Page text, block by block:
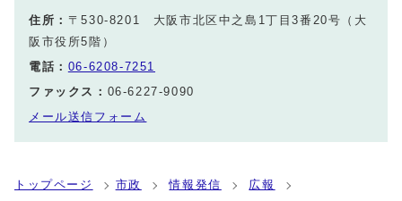
住所： 〒530-8201 大阪市北区中之島1丁目3番20号（大
阪市役所5階）
電話： 06-6208-7251
ファックス： 06-6227-9090
メール送信フォーム
トップページ 市政 情報発信
広報